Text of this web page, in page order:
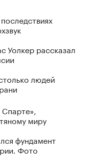
Уолкер рассказал
людей
миру
фундамент
Фото